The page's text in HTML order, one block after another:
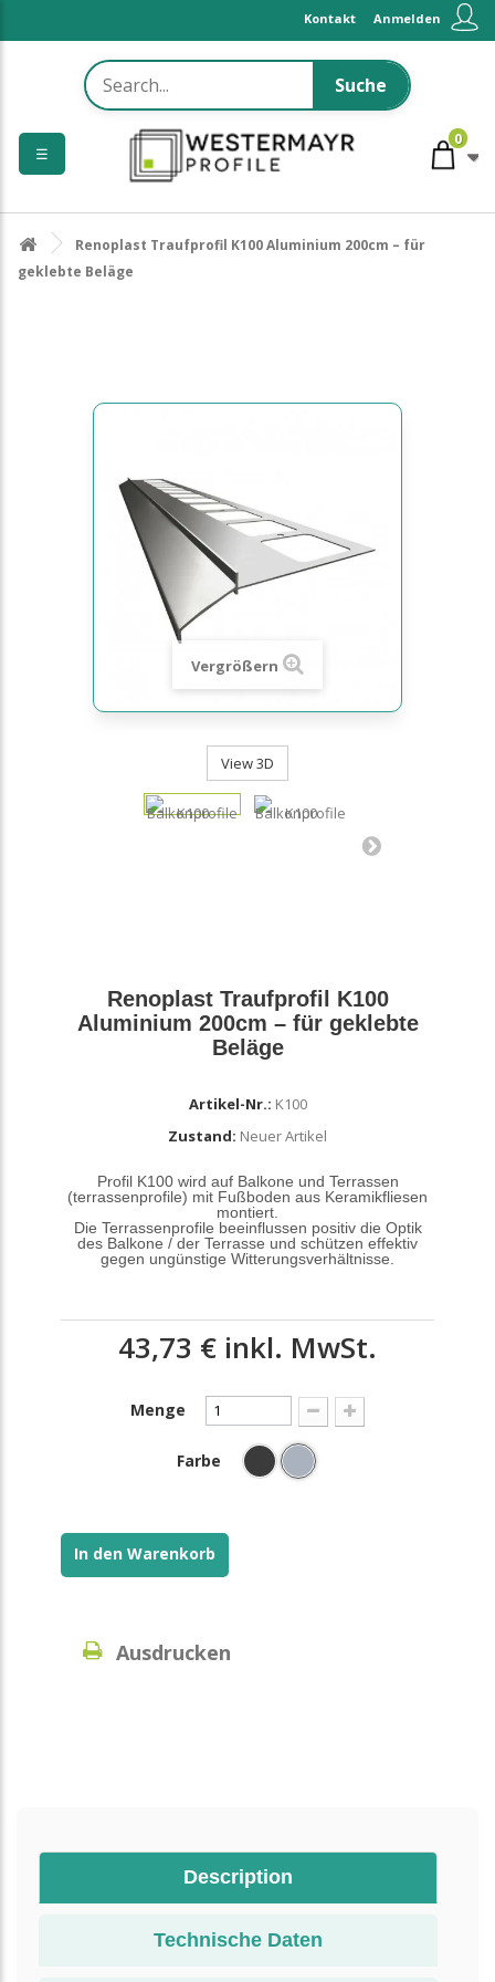
Anmelden
Kontakt
Suche
0
Renoplast Traufprofil K100 Aluminium 200cm – für
geklebte Beläge
Vergrößern
View 3D
Renoplast Traufprofil K100
Aluminium 200cm – für geklebte
Beläge
Artikel-Nr.: K100
Zustand: Neuer Artikel
Profil K100 wird auf Balkone und Terrassen
(terrassenprofile) mit Fußboden aus Keramikfliesen
montiert.
Die Terrassenprofile beeinflussen positiv die Optik
des Balkone / der Terrasse und schützen effektiv
gegen ungünstige Witterungsverhältnisse.
43,73 € inkl. MwSt.
Menge
Farbe
In den Warenkorb
Ausdrucken
Description
Technische Daten
☰